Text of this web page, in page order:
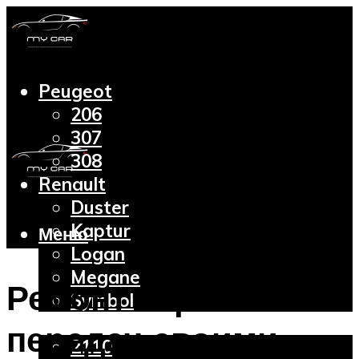
Peugeot
206
307
308
Renault
Duster
Kaptur
Logan
Megane
Symbol
2110
Меню
Ремонт коробки
передач своими